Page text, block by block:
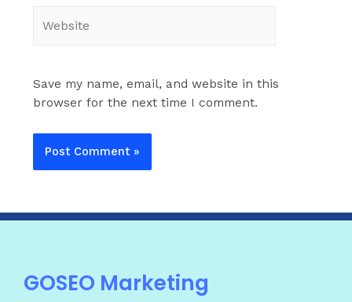
Save my name, email, and website in this
browser for the next time I comment.
GOSEO Marketing